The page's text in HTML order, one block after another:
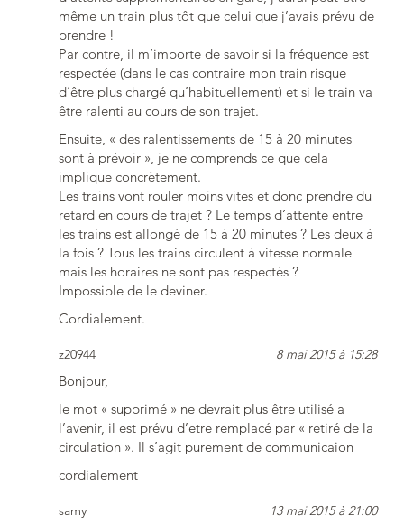
même un train plus tôt que celui que j’avais prévu de
prendre !
Par contre, il m’importe de savoir si la fréquence est
respectée (dans le cas contraire mon train risque
d’être plus chargé qu’habituellement) et si le train va
être ralenti au cours de son trajet.
Ensuite, « des ralentissements de 15 à 20 minutes
sont à prévoir », je ne comprends ce que cela
implique concrètement.
Les trains vont rouler moins vites et donc prendre du
retard en cours de trajet ? Le temps d’attente entre
les trains est allongé de 15 à 20 minutes ? Les deux à
la fois ? Tous les trains circulent à vitesse normale
mais les horaires ne sont pas respectés ?
Impossible de le deviner.
Cordialement.
z20944 8 mai 2015 à 15:28
Bonjour,
le mot « supprimé » ne devrait plus être utilisé a
l’avenir, il est prévu d’etre remplacé par « retiré de la
circulation ». Il s’agit purement de communicaion
cordialement
samy 13 mai 2015 à 21:00